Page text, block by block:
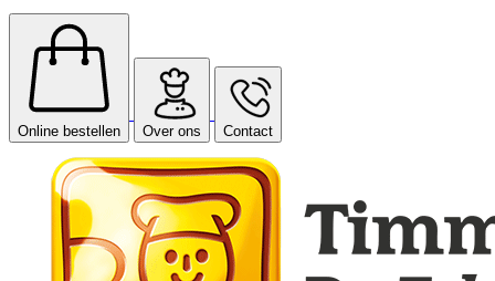
Online bestellen Over ons Contact